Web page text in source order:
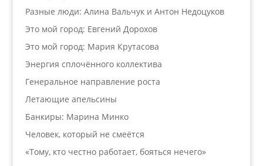
Разные люди: Алина Вальчук и Антон Недоцуков
Это мой город: Евгений Дорохов
Это мой город: Мария Крутасова
Энергия сплочённого коллектива
Генеральное направление роста
Летающие апельсины
Банкиры: Марина Минко
Человек, который не смеётся
«Тому, кто честно работает, бояться нечего»